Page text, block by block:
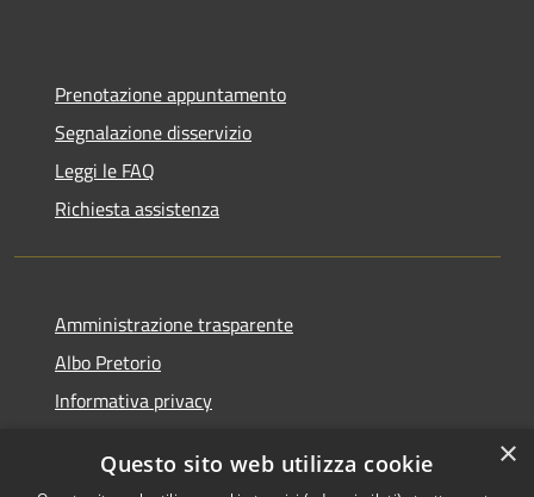
Prenotazione appuntamento
Segnalazione disservizio
Leggi le FAQ
Richiesta assistenza
Amministrazione trasparente
Albo Pretorio
Informativa privacy
Dichiarazione di accessibilità
×
Questo sito web utilizza cookie